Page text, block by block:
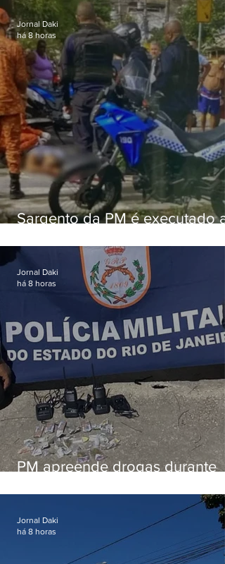
Sargento da PM é executado a
em Vaz Lobo
Jornal Daki
há 8 horas
PM apreende drogas durante
Jornal Daki
há 8 horas
Jornal Daki
há 8 horas